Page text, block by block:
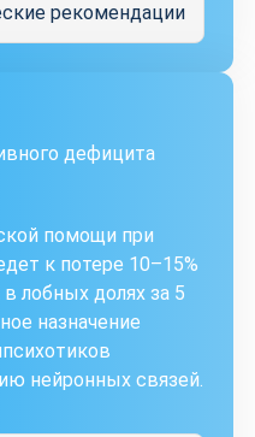
рекомендации
дефицита
помощи при
к потере 10–15%
лобных долях за 5
назначение
нейронных связей.